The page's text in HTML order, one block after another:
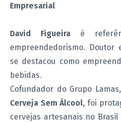
Empresarial
David Figueira é
empreendedorismo. Doutor
se destacou como
bebidas.
Cofundador do Grupo
Cerveja Sem Álcool, foi
cervejas artesanais no